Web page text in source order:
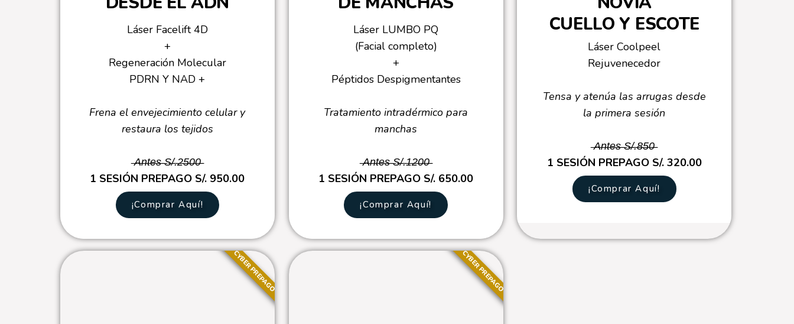
Láser Facelift 4D
+
Regeneración Molecular
PDRN Y NAD +
Frena el envejecimiento celular y
restaura los tejidos
̶A̶n̶t̶e̶s̶ ̶S̶/̶.̶2̶5̶0̶0̶̶
1 SESIÓN PREPAGO S/. 950.00
¡Comprar Aquí!
Láser LUMBO PQ
(Facial completo)
+
Péptidos Despigmentantes
Tratamiento intradérmico para
manchas
̶A̶n̶t̶e̶s̶ ̶S̶/̶.̶1̶2̶0̶0̶̶
1 SESIÓN PREPAGO S/. 650.00
¡Comprar Aquí!
CUELLO Y ESCOTE
Láser Coolpeel
Rejuvenecedor
Tensa y atenúa las arrugas desde
la primera sesión
̶A̶n̶t̶e̶s̶ ̶S̶/̶.̶8̶5̶0̶̶
1 SESIÓN PREPAGO S/. 320.00
¡Comprar Aquí!
CYBER PREPAGO CYBER PREPAGO